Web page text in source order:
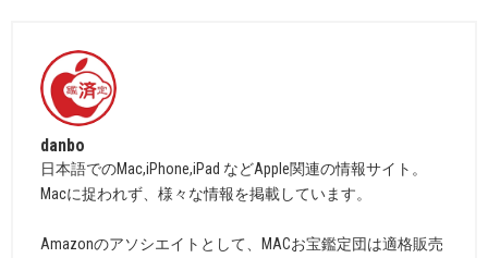
danbo
日本語でのMac,iPhone,iPad などApple関連の情報サイト。
Macに捉われず、様々な情報を掲載しています。
Amazonのアソシエイトとして、MACお宝鑑定団は適格販売